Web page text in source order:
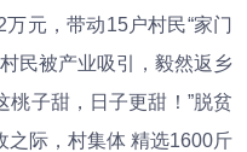
元，带动15户村民“家门
民被产业吸引，毅然返乡
桃子甜，日子更甜！”脱贫
之际，村集体 精选1600斤